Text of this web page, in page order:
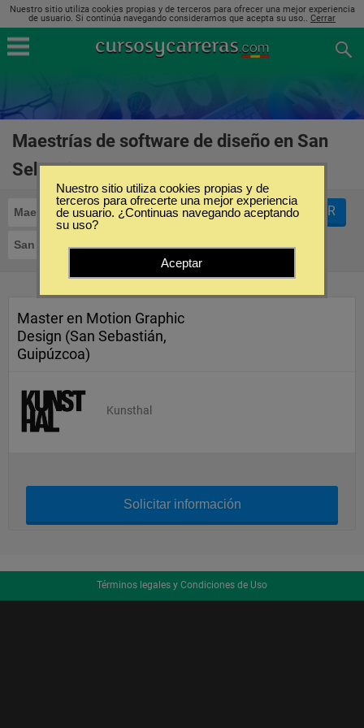
Nuestro sitio utiliza cookies propias y de terceros para ofrecer una mejor experiencia
de usuario. Si continúa navegando consideramos que acepta su uso.. Cerrar
Maestrías de software de diseño en San
Sebastián
Maestrías Software de Diseño
San Sebastián
FILTRAR
Master en Motion Graphic
Design (San Sebastián,
Guipúzcoa)
Kunsthal
Solicitar información
Términos legales y Condiciones de Uso
Nuestro sitio utiliza cookies propias y de
terceros para ofrecerte una mejor experiencia
de usuario. ¿Continuas navegando aceptando
su uso?
Aceptar